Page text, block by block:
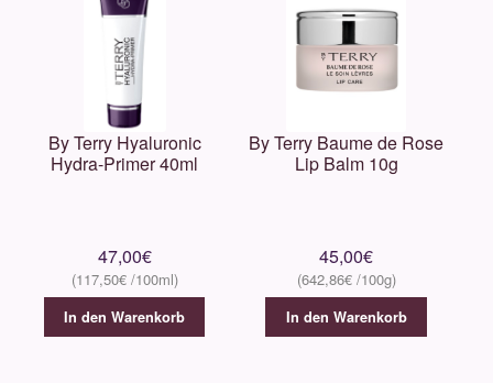
By Terry Hyaluronic
Hydra-Primer 40ml
47,00€
117,50€
In den Warenkorb
By Terry Baume de Rose
Lip Balm 10g
45,00€
642,86€
In den Warenkorb